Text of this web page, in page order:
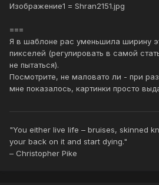
Изображение1 = Shran2151.jpg
===
Я в шаблоне рас уменьшила ширину
пикселей (регулировать в самой
не пытаться).
Посмотрите, не маловато ли - при
мне показалось, картинки просто
"You either live life – bruises, skinned
your back on it and start dying."
– Christopher Pike